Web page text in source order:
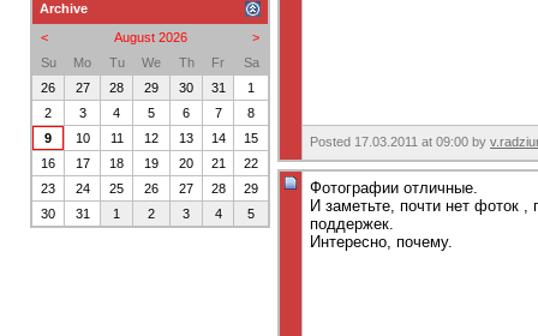
Posted 17.03.2011 at 09:00 by
Фотографии отличные.
И заметьте, почти нет фоток
поддержек.
Интересно, почему.
Archive
<
>
August 2026
Su
Mo Tu We Th Fr
Sa
26
27 28 29 30 31
1
2
3 4 5 6 7
8
9
10 11 12 13 14
15
16
17 18 19 20 21
22
23
24 25 26 27 28
29
30
31 1 2 3 4 5